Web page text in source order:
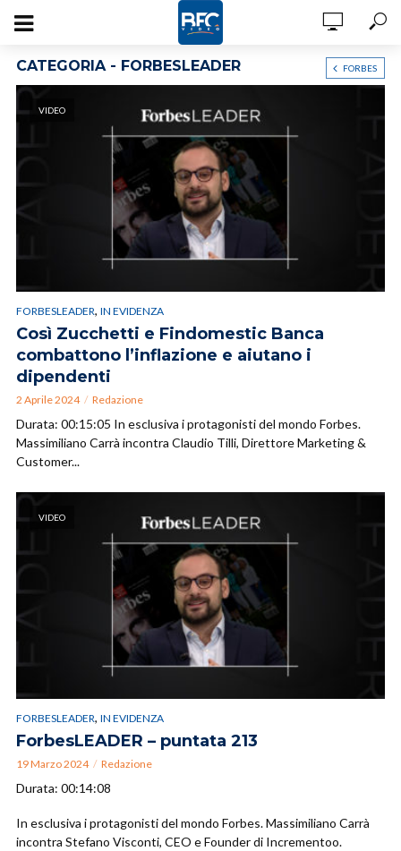
CATEGORIA - FORBESLEADER FORBES
VIDEO
FORBESLEADER, IN EVIDENZA
Così Zucchetti e Findomestic Banca
combattono l’inflazione e aiutano i
dipendenti
2 Aprile 2024 Redazione
Durata: 00:15:05 In esclusiva i protagonisti del mondo Forbes.
Massimiliano Carrà incontra Claudio Tilli, Direttore Marketing &
Customer...
VIDEO
FORBESLEADER, IN EVIDENZA
ForbesLEADER – puntata 213
19 Marzo 2024 Redazione
Durata: 00:14:08
In esclusiva i protagonisti del mondo Forbes. Massimiliano Carrà
incontra Stefano Visconti, CEO e Founder di Incrementoo.